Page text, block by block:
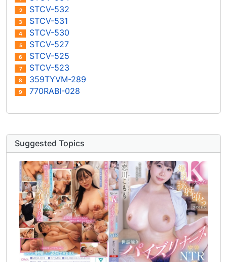
2 STCV-532
3 STCV-531
4 STCV-530
5 STCV-527
6 STCV-525
7 STCV-523
8 359TYVM-289
9 770RABI-028
Suggested Topics